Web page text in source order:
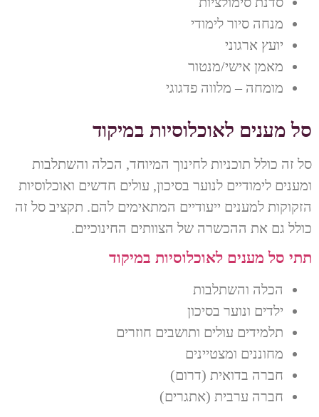
מנחה סיור לימודי
יועץ ארגוני
מאמן אישי/מנטור
מומחה – מלווה פדגוגי
סל מענים לאוכלוסיות במיקוד
סל זה כולל תוכניות לחינוך המיוחד, הכלה והשתלבות
ומענים לימודיים לנוער בסיכון, עולים חדשים ואוכלוסיות
הזקוקות למענים ייעודיים המתאימים להם. תקציב סל זה
כולל גם את ההכשרה של הצוותים החינוכיים.
תתי סל מענים לאוכלוסיות במיקוד
הכלה והשתלבות
ילדים ונוער בסיכון
תלמידים עולים ותושבים חוזרים
מחוננים ומצטיינים
חברה בדואית (דרום)
חברה ערבית (אתגרים)